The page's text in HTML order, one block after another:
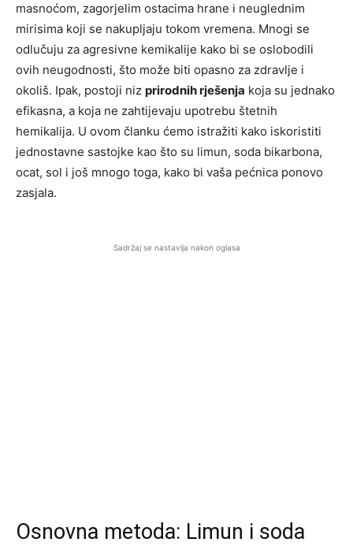
masnoćom, zagorjelim ostacima hrane i neuglednim
mirisima koji se nakupljaju tokom vremena. Mnogi se
odlučuju za agresivne kemikalije kako bi se oslobodili
ovih neugodnosti, što može biti opasno za zdravlje i
okoliš. Ipak, postoji niz prirodnih rješenja koja su jednako
efikasna, a koja ne zahtijevaju upotrebu štetnih
hemikalija. U ovom članku ćemo istražiti kako iskoristiti
jednostavne sastojke kao što su limun, soda bikarbona,
ocat, sol i još mnogo toga, kako bi vaša pećnica ponovo
zasjala.
Sadržaj se nastavlja nakon oglasa
Osnovna metoda: Limun i soda